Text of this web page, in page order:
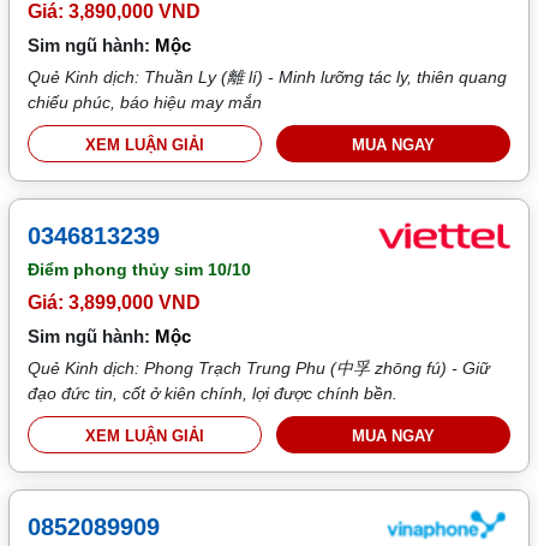
Giá: 3,890,000 VND
Sim ngũ hành: Mộc
Quẻ Kinh dịch: Thuần Ly (離 lí) - Minh lưỡng tác ly, thiên quang
chiếu phúc, báo hiệu may mắn
XEM LUẬN GIẢI MUA NGAY
0346813239
Điểm phong thủy sim 10/10
Giá: 3,899,000 VND
Sim ngũ hành: Mộc
Quẻ Kinh dịch: Phong Trạch Trung Phu (中孚 zhōng fú) - Giữ
đạo đức tin, cốt ở kiên chính, lợi được chính bền.
XEM LUẬN GIẢI MUA NGAY
0852089909